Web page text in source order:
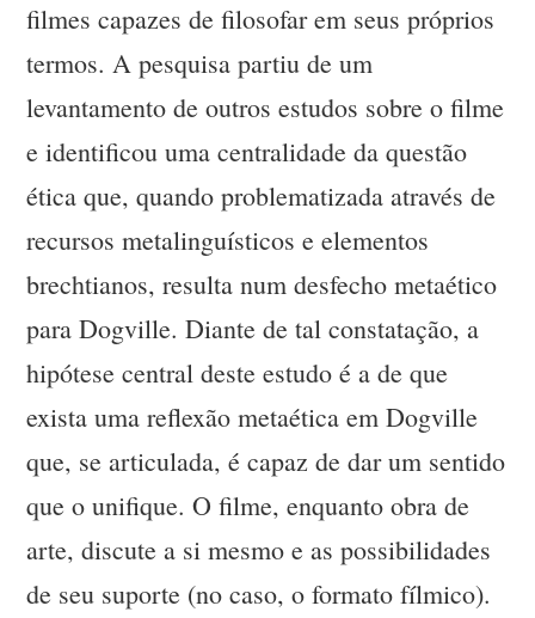
filmes capazes de filosofar em seus próprios
termos. A pesquisa partiu de um
levantamento de outros estudos sobre o filme
e identificou uma centralidade da questão
ética que, quando problematizada através de
recursos metalinguísticos e elementos
brechtianos, resulta num desfecho metaético
para Dogville. Diante de tal constatação, a
hipótese central deste estudo é a de que
exista uma reflexão metaética em Dogville
que, se articulada, é capaz de dar um sentido
que o unifique. O filme, enquanto obra de
arte, discute a si mesmo e as possibilidades
de seu suporte (no caso, o formato fílmico).